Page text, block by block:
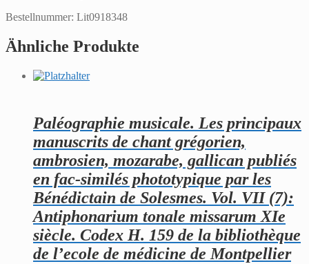
Bestellnummer: Lit0918348
Ähnliche Produkte
Paléographie musicale. Les principaux
manuscrits de chant grégorien,
ambrosien, mozarabe, gallican publiés
en fac-similés phototypique par les
Bénédictain de Solesmes. Vol. VII (7):
Antiphonarium tonale missarum XIe
siècle. Codex H. 159 de la bibliothèque
de l’ecole de médicine de Montpellier